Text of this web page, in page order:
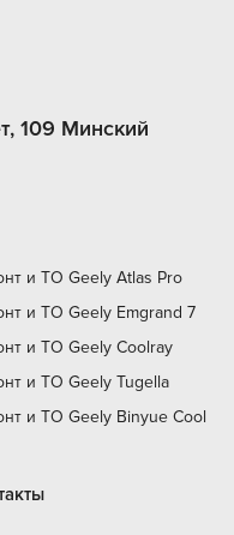
и ТО Geely Atlas Pro
и ТО Geely Emgrand 7
и ТО Geely Coolray
и ТО Geely Tugella
и ТО Geely Binyue Cool
109 Минский